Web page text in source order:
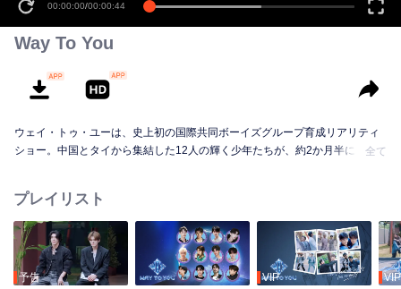
00:00:00/00:00:44
Way To You
ウェイ・トゥ・ユーは、史上初の国際共同ボーイズグループ育成リアリティ
ショー。中国とタイから集結した12人の輝く少年たちが、約2か月半にわた
入。視聴者は投票や応援を通じて直接アイドル育成に参加でき、初対面から
真のパートナーへと変わっていく過程を見届けることができる。最も人気と
ケミストリーを獲得した最高のペアは、世界舞台での華々しいデビューを掴
み取る——。
全て
プレイリスト
予告 VIP VIP